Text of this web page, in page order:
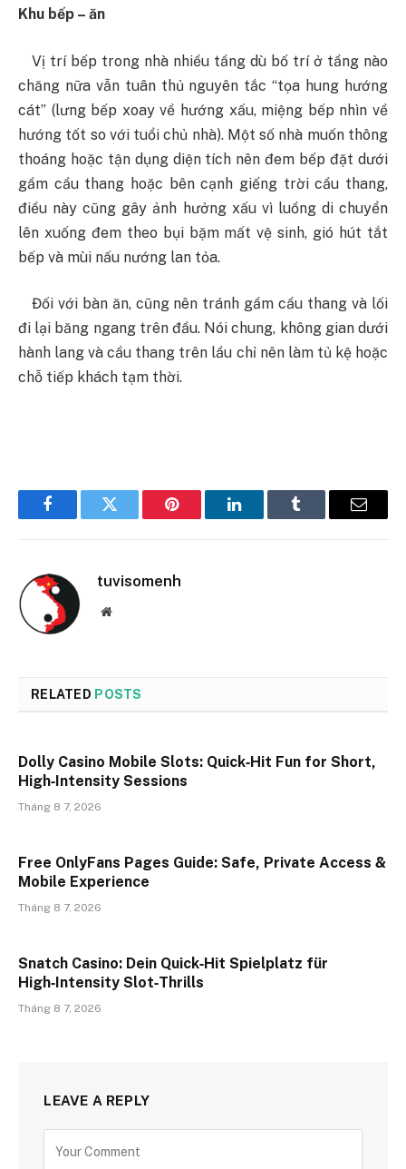
Khu bếp – ăn
Vị trí bếp trong nhà nhiều tầng dù bố trí ở tầng nào
chăng nữa vẫn tuân thủ nguyên tắc “tọa hung hướng
cát” (lưng bếp xoay về hướng xấu, miệng bếp nhìn về
hướng tốt so với tuổi chủ nhà). Một số nhà muốn thông
thoáng hoặc tận dụng diện tích nên đem bếp đặt dưới
gầm cầu thang hoặc bên cạnh giếng trời cầu thang,
điều này cũng gây ảnh hưởng xấu vì luồng di chuyển
lên xuống đem theo bụi bặm mất vệ sinh, gió hút tắt
bếp và mùi nấu nướng lan tỏa.
Đối với bàn ăn, cũng nên tránh gầm cầu thang và lối
đi lại băng ngang trên đầu. Nói chung, không gian dưới
hành lang và cầu thang trên lầu chỉ nên làm tủ kệ hoặc
chỗ tiếp khách tạm thời.
FacebookTwitter Pinterest LinkedInTumblr Email
tuvisomenh
Website
RELATED POSTS
Dolly Casino Mobile Slots: Quick‑Hit Fun for Short,
High‑Intensity Sessions
Tháng 8 7, 2026
Free OnlyFans Pages Guide: Safe, Private Access &
Mobile Experience
Tháng 8 7, 2026
Snatch Casino: Dein Quick‑Hit Spielplatz für
High‑Intensity Slot‑Thrills
Tháng 8 7, 2026
LEAVE A REPLY